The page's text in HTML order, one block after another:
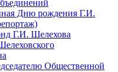
Дню рождения Г.И.
Г.И. Шелехова
Общественной